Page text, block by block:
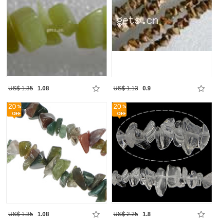
US$ 1.35 1.08 US$ 1.13 0.9
20
US$ 1.35 1.08
20
US$ 2.25 1.8